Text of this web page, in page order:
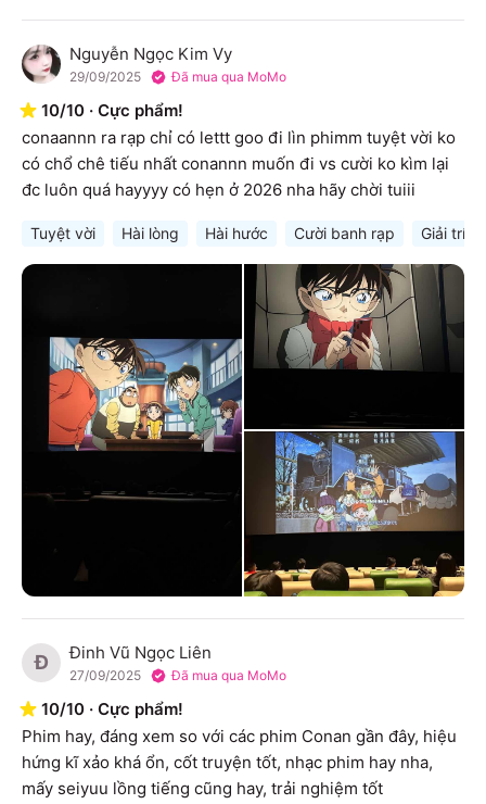
N Nguyễn Ngọc Kim Vy
29/09/2025 Đã mua qua MoMo
10/10 · Cực phẩm!
conaannn ra rạp chỉ có lettt goo đi lìn phimm tuyệt vời ko
có chổ chê tiếu nhất conannn muốn đi vs cười ko kìm lại
đc luôn quá hayyyy có hẹn ở 2026 nha hãy chời tuiii
Tuyệt vời Hài lòng Hài hước Cười banh rạp Giải trí
Đ Đinh Vũ Ngọc Liên
27/09/2025 Đã mua qua MoMo
10/10 · Cực phẩm!
Phim hay, đáng xem so với các phim Conan gần đây, hiệu
hứng kĩ xảo khá ổn, cốt truyện tốt, nhạc phim hay nha,
mấy seiyuu lồng tiếng cũng hay, trải nghiệm tốt